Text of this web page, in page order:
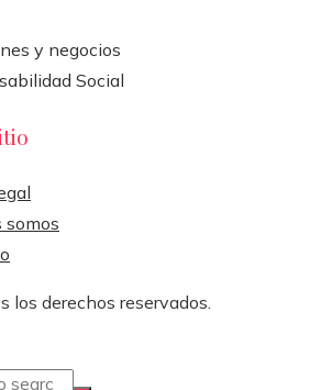
y negocios
Social
somos
los derechos reservados.